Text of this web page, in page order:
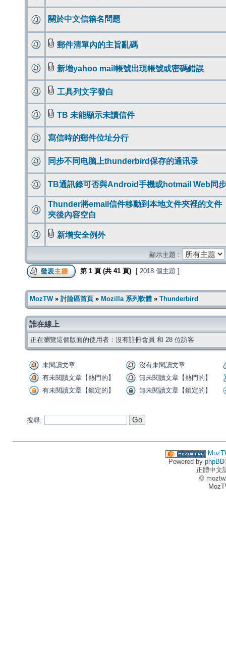
關於中文信箱名問題
郵件清單內的主旨亂碼
新增yahoo mail帳號出現帳號或密碼錯誤
工具列文字發白
TB 未能顯示未讀信件
寫信時的郵件位址分行
同步不同电脑上thunderbird保存的通讯录
TB通訊錄可否與Android手機或hotmail Web同步
Thunder將email信件移動到本地文件夾裡的文件
夾後內容空白
新增安全例外
顯示主題 :
第 1 頁 (共 41 頁) [ 2018 個主題 ]
MozTW» 討論區首頁 » Mozilla 系列軟體 » Thunderbird
誰在線上
正在瀏覽這個版面的使用者：沒有註冊會員 和 28 位訪客
未閱讀文章
沒有未閱讀文章
有未閱讀文章【熱門的】
無未閱讀文章【熱門的】
有未閱讀文章【鎖定的】
無未閱讀文章【鎖定的】
搜尋:
Powered by phpBB
正體中文
©